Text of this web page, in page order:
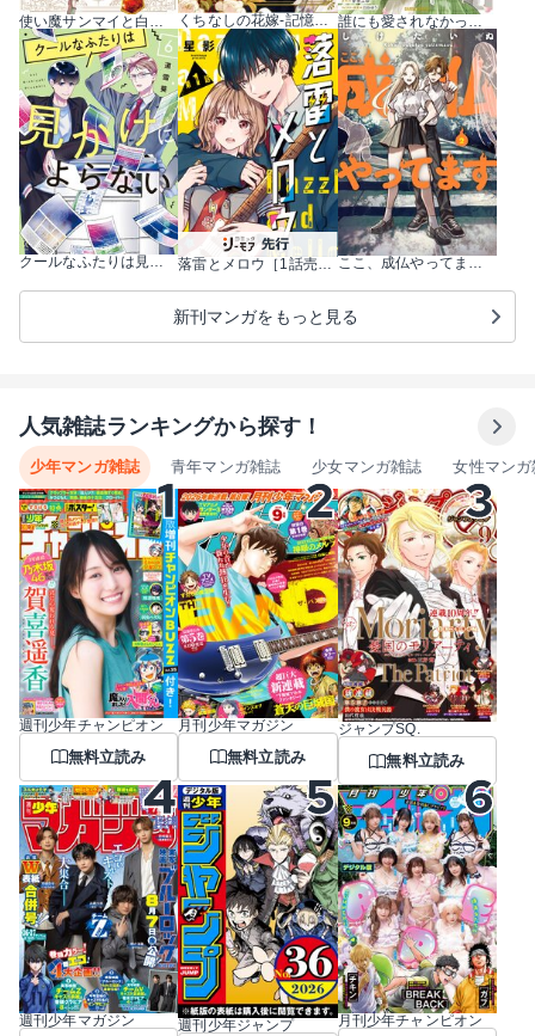
使い魔サンマイと白の魔導師 4巻 くちなしの花嫁-記憶なき乙女、恋ふたたび- 1巻 誰にも愛されなかった醜穢令嬢が幸せになるまで 4巻
クールなふたりは見かけによらない 6巻 落雷とメロウ［1話売り］ 1巻
新刊マンガをもっと見る
人気雑誌ランキングから探す！
少年マンガ雑誌 青年マンガ雑誌 少女マンガ雑誌 女性マンガ
週刊少年チャンピオン
無料立読み
月刊少年マガジン
無料立読み
ジャンプSQ.
無料立読み
週刊少年マガジン 週刊少年ジャンプ 月刊少年チャンピオン